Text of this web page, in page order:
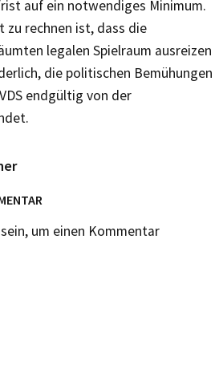
auf ein notwendiges Minimum.
zu rechnen ist, dass die
legalen Spielraum ausreizen
die politischen Bemühungen
endgültig von der
sein, um einen Kommentar